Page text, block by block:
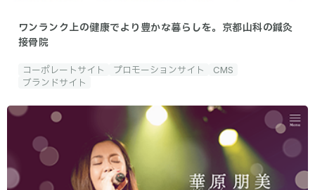
ワンランク上の健康でより豊かな暮らしを。京都山科の鍼灸
接骨院
コーポレートサイト プロモーションサイト
CMS
ブランドサイト